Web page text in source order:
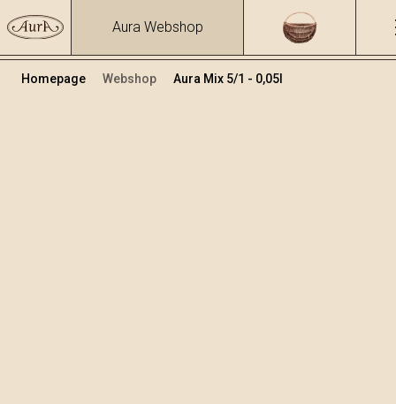
Aura Webshop
Homepage Webshop Aura Mix 5/1 - 0,05l